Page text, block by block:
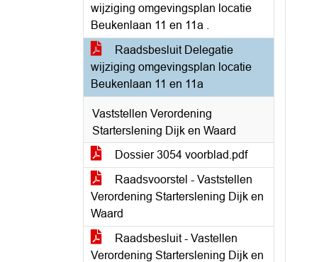
wijziging omgevingsplan locatie
Beukenlaan 11 en 11a .
Raadsbesluit Delegatie
wijziging omgevingsplan locatie
Beukenlaan 11 en 11a
Vaststellen Verordening
Starterslening Dijk en Waard
Dossier 3054 voorblad.pdf
Raadsvoorstel - Vaststellen
Verordening Starterslening Dijk en
Waard
Raadsbesluit - Vastellen
Verordening Starterslening Dijk en